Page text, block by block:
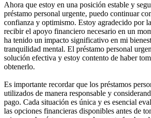
Ahora que estoy en una posición estable y
préstamo personal urgente, puedo continuar
confianza y optimismo. Estoy agradecido por
recibir el apoyo financiero necesario en un
ha tenido un impacto significativo en mi
tranquilidad mental. El préstamo personal
solución efectiva y estoy contento de haber
obtenerlo.
Es importante recordar que los préstamos
utilizados de manera responsable y
pago. Cada situación es única y es esencial
las opciones financieras disponibles antes de